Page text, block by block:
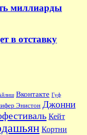
миллиарды
в отставку
Вконтакте Гуф
Энистон Джонни
Кейт
Кортни